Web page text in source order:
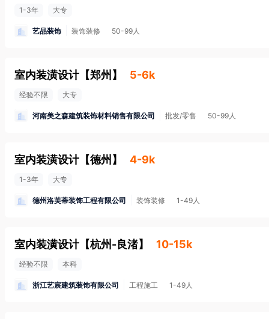
1-3年 大专
艺品装饰 装饰装修 50-99人
室内装潢设计 【郑州 】 5-6k
经验不限 大专
河南美之森建筑装饰材料销售有限公司 批发/零售 50-99人
室内装潢设计 【德州 】 4-9k
1-3年 大专
德州洛芙蒂装饰工程有限公司 装饰装修 1-49人
室内装潢设计 【杭州-良渚】 10-15k
经验不限 本科
浙江艺宸建筑装饰有限公司 工程施工 1-49人